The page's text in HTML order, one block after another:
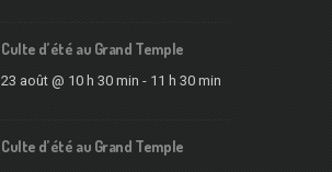
Culte d’été au Grand Temple
23 août @ 10 h 30 min - 11 h 30 min
Culte d’été au Grand Temple